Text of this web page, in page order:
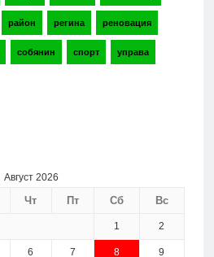
район регина реновация
собянин спорт управа
Август 2026
Чт Пт Сб Вс
1 2
6 7 8 9